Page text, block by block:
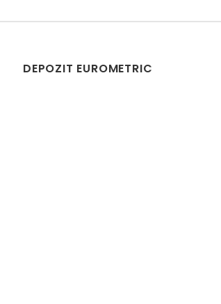
DEPOZIT EUROMETRIC